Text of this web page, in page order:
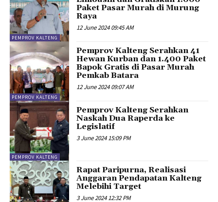
PEMPROV KALTENG
Paket Pasar Murah di Murung
Raya
12 June 2024 09:45 AM
PEMPROV KALTENG
Pemprov Kalteng Serahkan 41
Hewan Kurban dan 1.400 Paket
Bapok Gratis di Pasar Murah
Pemkab Batara
12 June 2024 09:07 AM
PEMPROV KALTENG
Pemprov Kalteng Serahkan
Naskah Dua Raperda ke
Legislatif
3 June 2024 15:09 PM
Rapat Paripurna, Realisasi
Anggaran Pendapatan Kalteng
Melebihi Target
3 June 2024 12:32 PM